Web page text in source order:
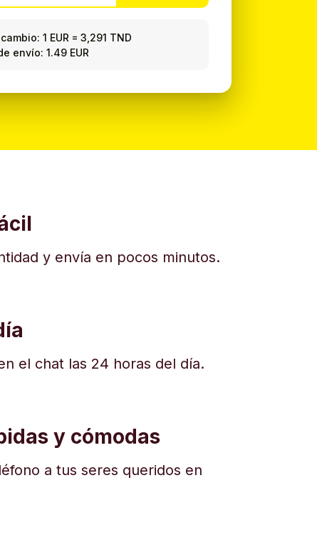
1 EUR =3,291 TND
envío: 1.49 EUR
y envía en pocos minutos.
el chat las 24 horas del día.
y cómodas
a tus seres queridos en